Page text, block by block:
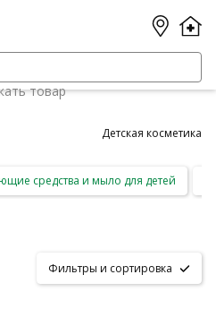
товар
Детская косметика
средства и мыло для детей
Фильтры и сортировка